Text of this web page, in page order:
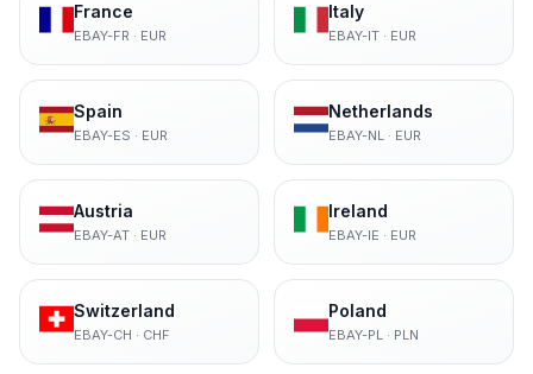
France
EBAY-FR · EUR
Italy
EBAY-IT· EUR
Spain
EBAY-ES · EUR
Netherlands
EBAY-NL· EUR
Austria
EBAY-AT· EUR
Ireland
EBAY-IE · EUR
Switzerland
EBAY-CH · CHF
Poland
EBAY-PL· PLN